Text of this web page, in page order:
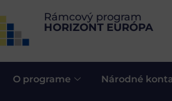
Rámcový program
HORIZONT EURÓPA
O programe Národné